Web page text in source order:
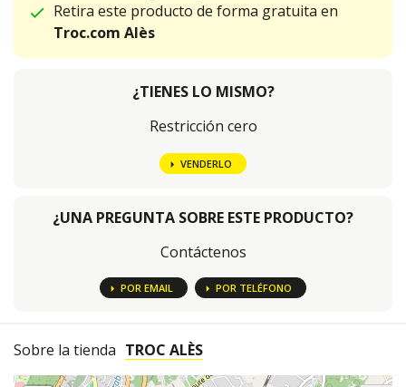
Retira este producto de forma gratuita en
Troc.com Alès
¿TIENES LO MISMO?
Restricción cero
VENDERLO
¿UNA PREGUNTA SOBRE ESTE PRODUCTO?
Contáctenos
POR EMAIL POR TELÉFONO
Sobre la tienda TROC ALÈS